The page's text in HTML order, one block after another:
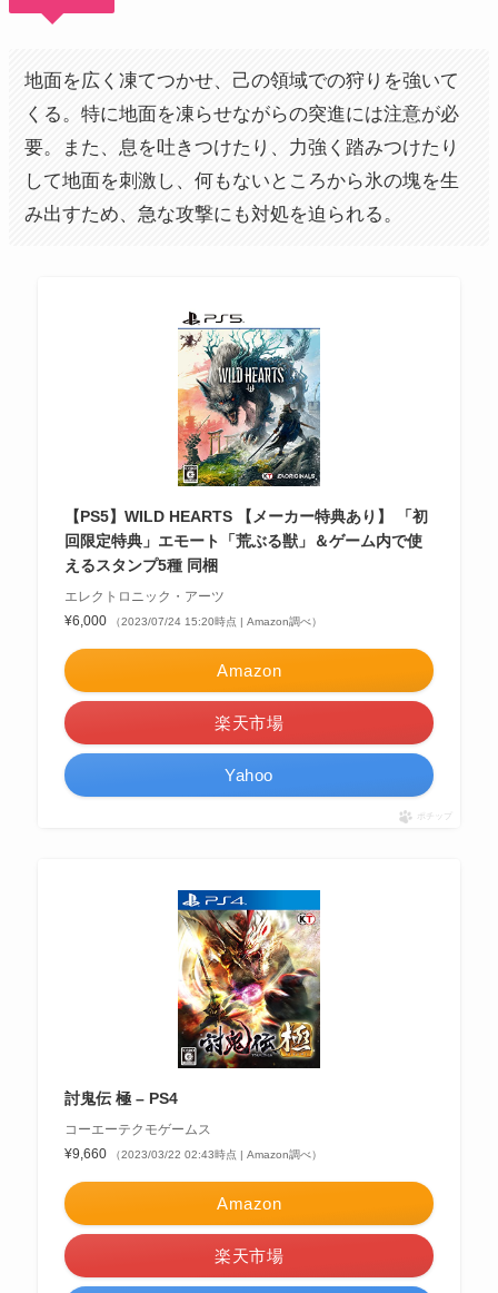
地面を広く凍てつかせ、己の領域での狩りを強いて
くる。特に地面を凍らせながらの突進には注意が必
要。また、息を吐きつけたり、力強く踏みつけたり
して地面を刺激し、何もないところから氷の塊を生
み出すため、急な攻撃にも対処を迫られる。
【PS5】WILD HEARTS 【メーカー特典あり】 「初
回限定特典」エモート「荒ぶる獣」＆ゲーム内で使
えるスタンプ5種 同梱
エレクトロニック・アーツ
¥6,000
（2023/07/24 15:20時点 | Amazon調べ）
Amazon
楽天市場
Yahoo
ポチップ
討鬼伝 極 – PS4
コーエーテクモゲームス
¥9,660
（2023/03/22 02:43時点 | Amazon調べ）
Amazon
楽天市場